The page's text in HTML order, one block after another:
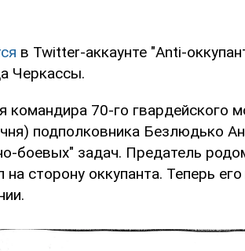
в Twitter-аккаунте "Anti-
Черкассы.
командира 70-го гвардейского
подполковника Безлюдько
боевых" задач. Предатель
сторону оккупанта. Теперь